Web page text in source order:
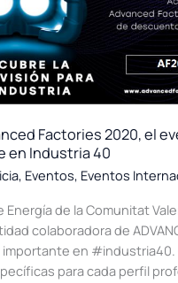
Factories 2020, el
en Industria 40
, Eventos, Eventos
Energía de la Comunitat
colaboradora de
importante en #industria40.
para cada perfil